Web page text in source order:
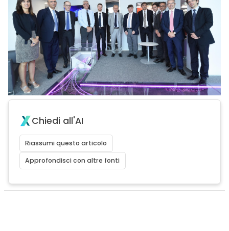
Chiedi all'AI
Riassumi questo articolo
Approfondisci con altre fonti